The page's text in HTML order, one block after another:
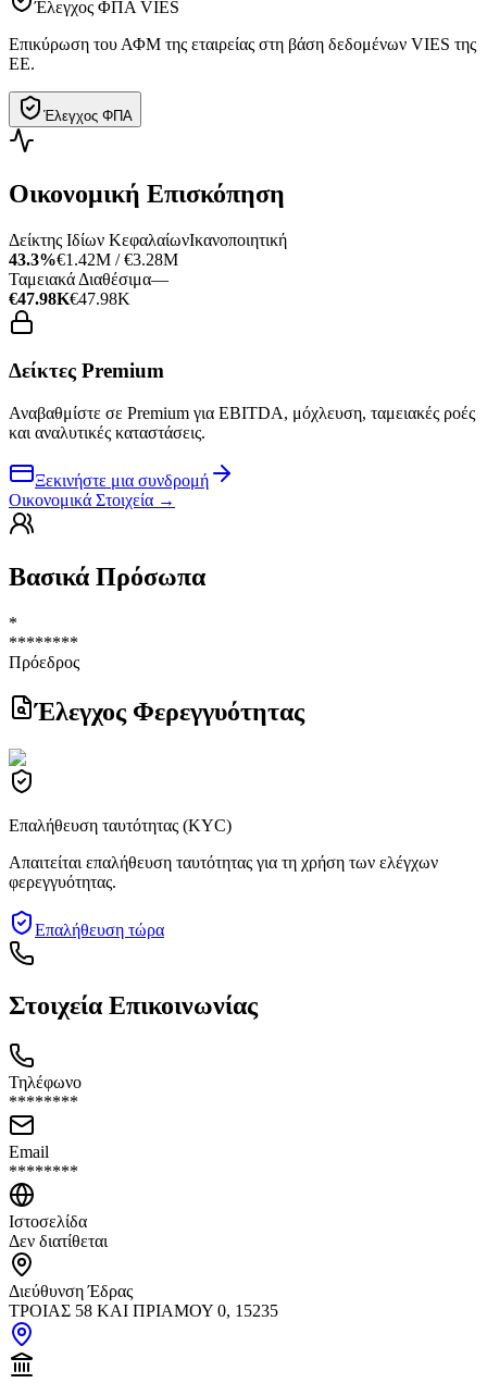
Έλεγχος ΦΠΑ VIES
Επικύρωση του ΑΦΜ της εταιρείας στη βάση δεδομένων VIES της
ΕΕ.
Έλεγχος ΦΠΑ
Οικονομική Επισκόπηση
Δείκτης Ιδίων ΚεφαλαίωνΙκανοποιητική
43.3%€1.42M / €3.28M
Ταμειακά Διαθέσιμα—
€47.98K€47.98K
Δείκτες Premium
Αναβαθμίστε σε Premium για EBITDA, μόχλευση, ταμειακές ροές
και αναλυτικές καταστάσεις.
Ξεκινήστε μια συνδρομή
Οικονομικά Στοιχεία →
Βασικά Πρόσωπα
*
********
Πρόεδρος
Έλεγχος Φερεγγυότητας
Επαλήθευση ταυτότητας (KYC)
Απαιτείται επαλήθευση ταυτότητας για τη χρήση των ελέγχων
φερεγγυότητας.
Επαλήθευση τώρα
Στοιχεία Επικοινωνίας
Τηλέφωνο
********
Email
********
Ιστοσελίδα
Δεν διατίθεται
Διεύθυνση Έδρας
ΤΡΟΙΑΣ 58 ΚΑΙ ΠΡΙΑΜΟΥ 0, 15235